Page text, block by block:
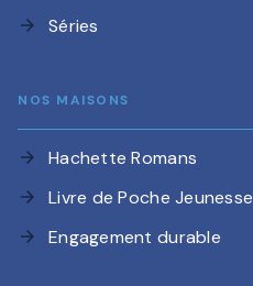
arrow_forward Séries
NOS MAISONS
arrow_forward Hachette Romans
arrow_forward Livre de Poche Jeunesse
arrow_forward Engagement durable